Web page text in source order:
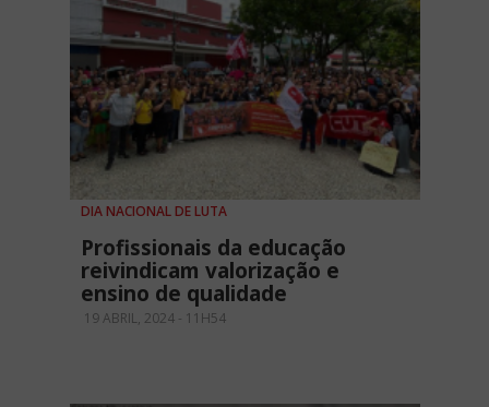
DIA NACIONAL DE LUTA
Profissionais da educação
reivindicam valorização e
ensino de qualidade
19 ABRIL, 2024 - 11H54